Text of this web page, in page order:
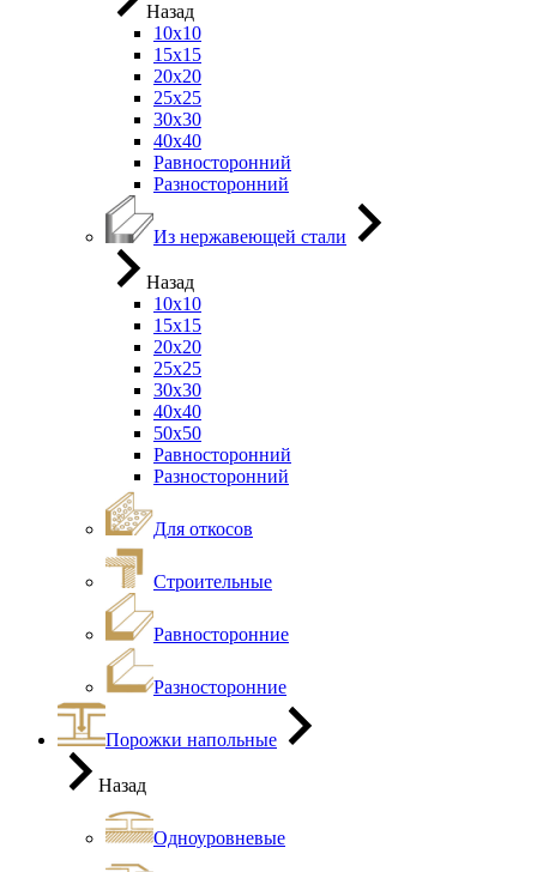
Назад
10х10
15х15
20х20
25х25
30х30
40х40
Равносторонний
Разносторонний
Из нержавеющей стали
Назад
10х10
15х15
20х20
25х25
30х30
40х40
50х50
Равносторонний
Разносторонний
Для откосов
Строительные
Равносторонние
Разносторонние
Порожки напольные
Назад
Одноуровневые